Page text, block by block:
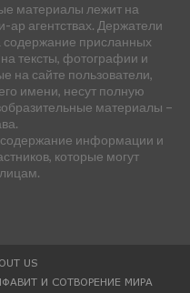
материалы лежит на
ар агентствах. Держатели
содержание присланных
тексты, фотографии и
на сайте пользователи,
имени, несут полную
материалы –
содержание информации и
которые могут
US
И СОТВОРЕНИЕ МИРА